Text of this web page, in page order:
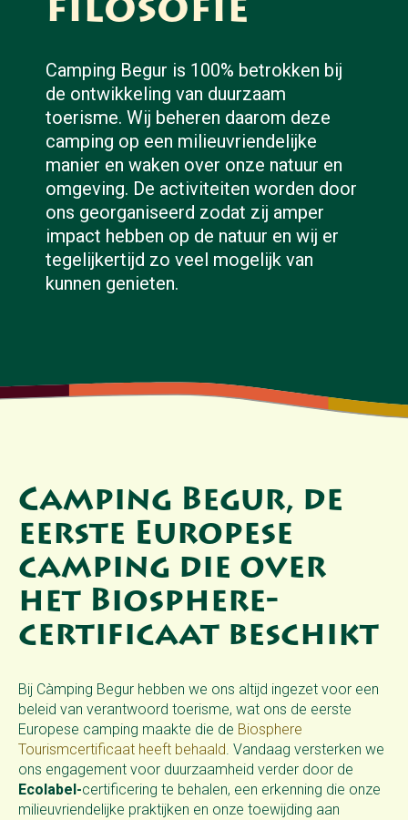
Camping Begur is 100% betrokken bij
de ontwikkeling van duurzaam
toerisme. Wij beheren daarom deze
camping op een milieuvriendelijke
manier en waken over onze natuur en
omgeving. De activiteiten worden door
ons georganiseerd zodat zij amper
impact hebben op de natuur en wij er
tegelijkertijd zo veel mogelijk van
kunnen genieten.
Camping Begur, de
eerste Europese
camping die over
het Biosphere-
certificaat beschikt
Bij Càmping Begur hebben we ons altijd ingezet voor een
beleid van verantwoord toerisme, wat ons de eerste
Europese camping maakte die de Biosphere
Tourismcertificaat heeft behaald. Vandaag versterken we
ons engagement voor duurzaamheid verder door de
Ecolabel-certificering te behalen, een erkenning die onze
milieuvriendelijke praktijken en onze toewijding aan